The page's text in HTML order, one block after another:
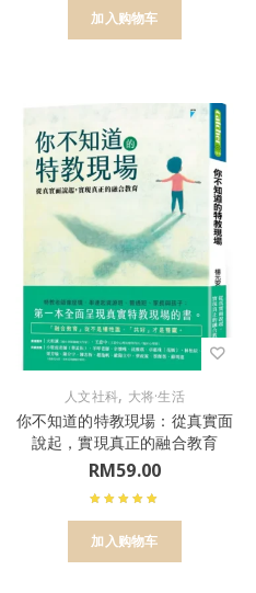
加入购物车
人文社科, 大将·生活
你不知道的特教現場：從真實面
說起，實現真正的融合教育
RM59.00
加入购物车